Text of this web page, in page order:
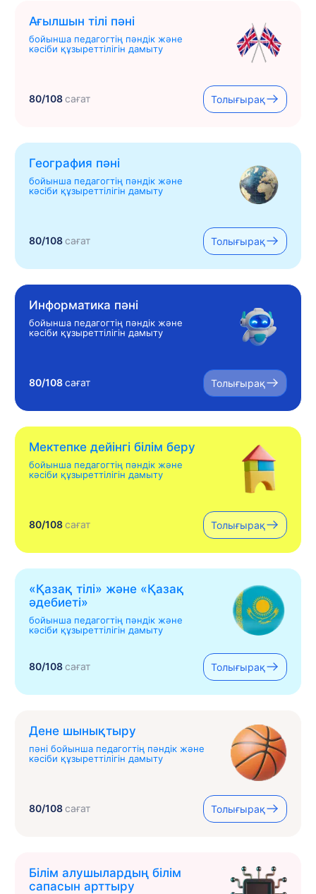
Ағылшын тілі пәні
бойынша педагогтің пәндік және
кәсіби құзыреттілігін дамыту
80/108сағат Толығырақ
География пәні
бойынша педагогтің пәндік және
кәсіби құзыреттілігін дамыту
80/108сағат Толығырақ
Информатика пәні
бойынша педагогтің пәндік және
кәсіби құзыреттілігін дамыту
80/108сағат Толығырақ
Мектепке дейінгі білім беру
бойынша педагогтің пәндік және
кәсіби құзыреттілігін дамыту
80/108сағат Толығырақ
«Қазақ тілі» жəне «Қазақ
əдебиеті»
бойынша педагогтің пәндік және
кәсіби құзыреттілігін дамыту
80/108сағат Толығырақ
Дене шынықтыру
пәні бойынша педагогтің пәндік және
кәсіби құзыреттілігін дамыту
80/108сағат Толығырақ
Білім алушылардың білім
сапасын арттыру